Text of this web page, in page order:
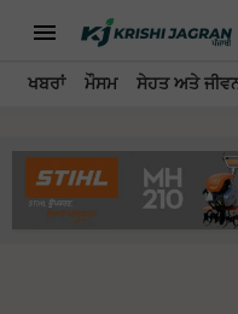
ਖਬਰਾਂ ਮੌਸਮ ਸੇਹਤ ਅਤੇ